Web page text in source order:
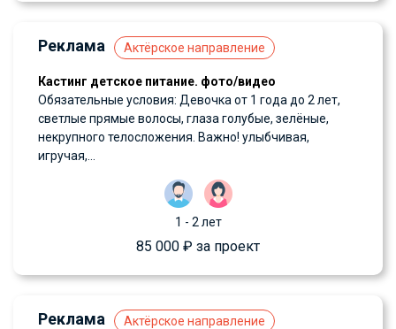
Реклама Актёрское направление
Кастинг детское питание. фото/видео
Обязательные условия: Девочка от 1 года до 2 лет,
светлые прямые волосы, глаза голубые, зелёные,
некрупного телосложения. Важно! улыбчивая,
игручая,...
1 - 2 лет
85 000 ₽ за проект
Реклама Актёрское направление